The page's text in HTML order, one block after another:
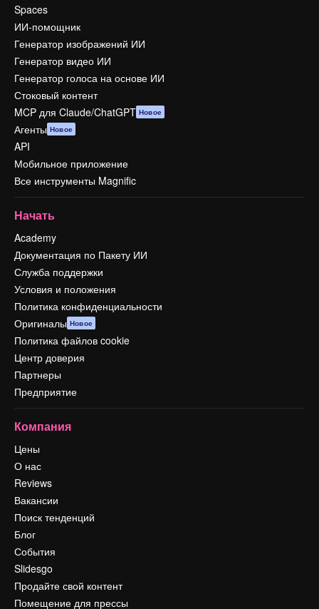
Spaces
ИИ-помощник
Генератор изображений ИИ
Генератор видео ИИ
Генератор голоса на основе ИИ
Стоковый контент
MCP для Claude/ChatGPT Новое
Агенты Новое
API
Мобильное приложение
Все инструменты Magnific
Начать
Academy
Документация по Пакету ИИ
Служба поддержки
Условия и положения
Политика конфиденциальности
Оригиналы Новое
Политика файлов cookie
Центр доверия
Партнеры
Предприятие
Компания
Цены
О нас
Reviews
Вакансии
Поиск тенденций
Блог
События
Slidesgo
Продайте свой контент
Помещение для прессы